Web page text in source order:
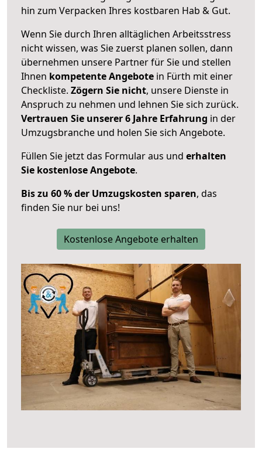
hin zum Verpacken Ihres kostbaren Hab & Gut.
Wenn Sie durch Ihren alltäglichen Arbeitsstress
nicht wissen, was Sie zuerst planen sollen, dann
übernehmen unsere Partner für Sie und stellen
Ihnen kompetente Angebote in Fürth mit einer
Checkliste. Zögern Sie nicht, unsere Dienste in
Anspruch zu nehmen und lehnen Sie sich zurück.
Vertrauen Sie unserer 6 Jahre Erfahrung in der
Umzugsbranche und holen Sie sich Angebote.
Füllen Sie jetzt das Formular aus und erhalten
Sie kostenlose Angebote.
Bis zu 60 % der Umzugskosten sparen, das
finden Sie nur bei uns!
Kostenlose Angebote erhalten